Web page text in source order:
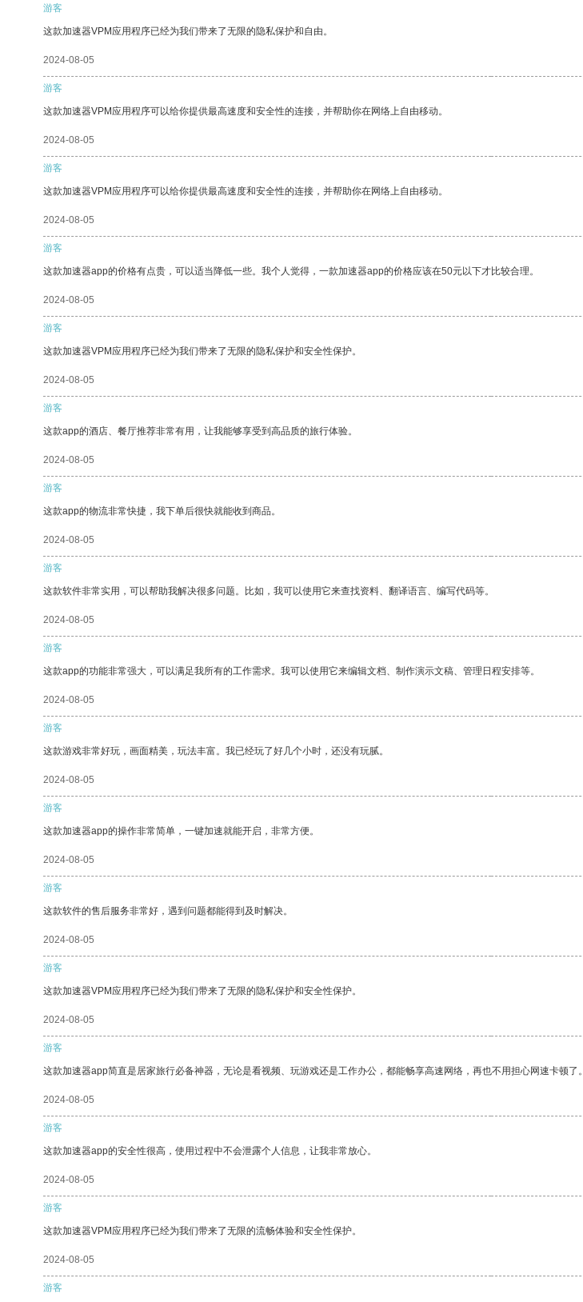
游客
这款加速器VPM应用程序已经为我们带来了无限的隐私保护和自由。
2024-08-05
游客
这款加速器VPM应用程序可以给你提供最高速度和安全性的连接，并帮助你在网络上自由移动。
2024-08-05
游客
这款加速器VPM应用程序可以给你提供最高速度和安全性的连接，并帮助你在网络上自由移动。
2024-08-05
游客
这款加速器app的价格有点贵，可以适当降低一些。我个人觉得，一款加速器app的价格应该在50元以下才比较合理。
2024-08-05
游客
这款加速器VPM应用程序已经为我们带来了无限的隐私保护和安全性保护。
2024-08-05
游客
这款app的酒店、餐厅推荐非常有用，让我能够享受到高品质的旅行体验。
2024-08-05
游客
这款app的物流非常快捷，我下单后很快就能收到商品。
2024-08-05
游客
这款软件非常实用，可以帮助我解决很多问题。比如，我可以使用它来查找资料、翻译语言、编写代码等。
2024-08-05
游客
这款app的功能非常强大，可以满足我所有的工作需求。我可以使用它来编辑文档、制作演示文稿、管理日程安排等。
2024-08-05
游客
这款游戏非常好玩，画面精美，玩法丰富。我已经玩了好几个小时，还没有玩腻。
2024-08-05
游客
这款加速器app的操作非常简单，一键加速就能开启，非常方便。
2024-08-05
游客
这款软件的售后服务非常好，遇到问题都能得到及时解决。
2024-08-05
游客
这款加速器VPM应用程序已经为我们带来了无限的隐私保护和安全性保护。
2024-08-05
游客
这款加速器app简直是居家旅行必备神器，无论是看视频、玩游戏还是工作办公，都能畅享高速网络，再也不用担心网速卡顿了。
2024-08-05
游客
这款加速器app的安全性很高，使用过程中不会泄露个人信息，让我非常放心。
2024-08-05
游客
这款加速器VPM应用程序已经为我们带来了无限的流畅体验和安全性保护。
2024-08-05
游客